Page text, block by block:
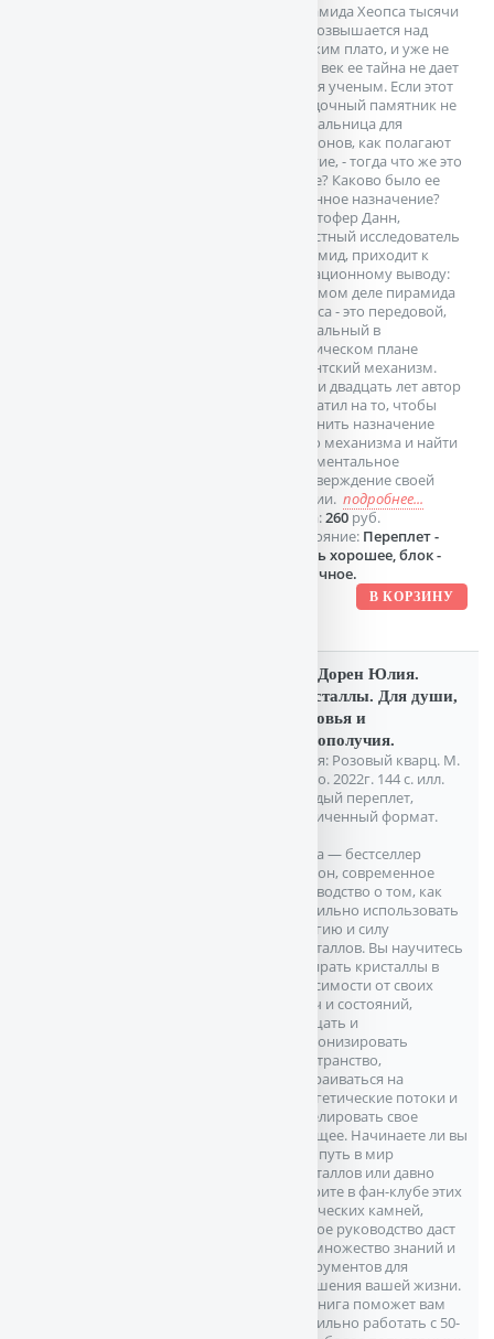
Пирамида Хеопса тысячи
лет возвышается над
Гизским плато, и уже не
один век ее тайна не дает
покоя ученым. Если этот
загадочный памятник не
усыпальница для
фараонов, как полагают
многие, - тогда что же это
такое? Каково было ее
истинное назначение?
Кристофер Данн,
известный исследователь
пирамид, приходит к
сенсационному выводу:
на самом деле пирамида
Хеопса - это передовой,
уникальный в
техническом плане
гигантский механизм.
Почти двадцать лет автор
потратил на то, чтобы
выяснить назначение
этого механизма и найти
документальное
подтверждение своей
теории. подробнее...
Цена:260руб.
Состояние: Переплет -
очень хорошее, блок -
отличное.
Ван Дорен Юлия.
Кристаллы. Для души,
здоровья и
благополучия.
Серия: Розовый кварц. М.
Эксмо. 2022г. 144 с. илл.
Твердый переплет,
Увеличенный формат.
Книга — бестселлер
Амазон, современное
руководство о том, как
правильно использовать
энергию и силу
кристаллов. Вы научитесь
выбирать кристаллы в
зависимости от своих
задач и состояний,
очищать и
гармонизировать
пространство,
настраиваться на
энергетические потоки и
моделировать свое
будущее. Начинаете ли вы
свой путь в мир
кристаллов или давно
состоите в фан-клубе этих
магических камней,
данное руководство даст
вам множество знаний и
инструментов для
улучшения вашей жизни.
Эта книга поможет вам
правильно работать с 50-